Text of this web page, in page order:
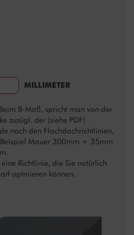
MILLIMETER
Beim B-Maß, spricht man von der
zuzügl. der (siehe PDF)
nach den Flachdachrichtlinien,
Mauer 300mm + 35mm
Richtlinie, die Sie natürlich
optmieren können.